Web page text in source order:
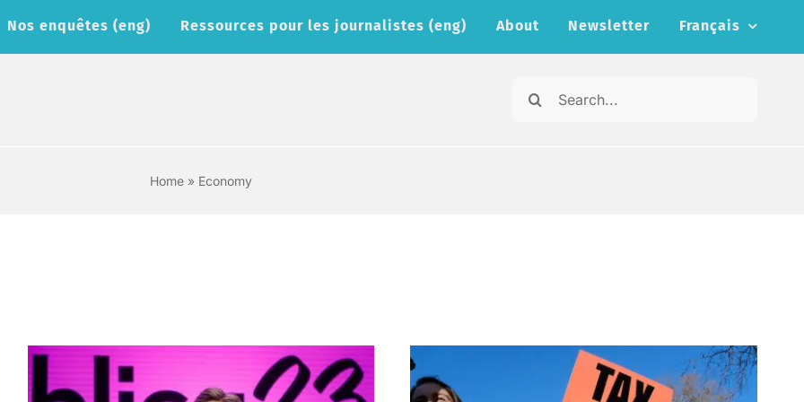
Nos enquêtes (eng) Ressources pour les journalistes (eng) About Newsletter Français
Search
Home » Economy